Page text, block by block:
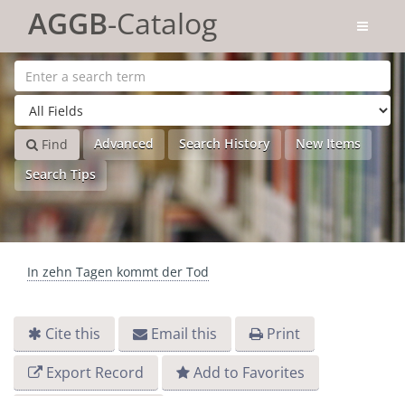
AGGB-Catalog
Find Advanced Search History
New Items
Search Tips
In zehn Tagen kommt der Tod
Cite this Email this
Print
Export Record
Add to Favorites